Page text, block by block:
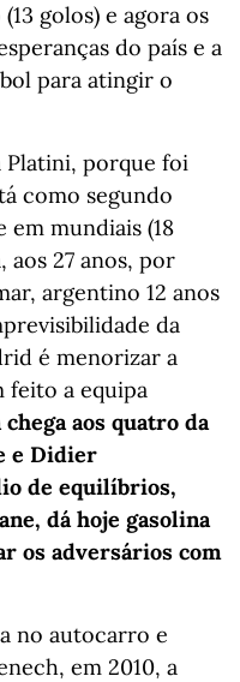
golos) e agora os
do país e a
para atingir o
Platini, porque foi
como segundo
mundiais (18
aos 27 anos, por
argentino 12 anos
da
é menorizar a
feito a equipa
chega aos quatro da
e Didier
de equilíbrios,
dá hoje gasolina
os adversários com
no autocarro e
em 2010, a